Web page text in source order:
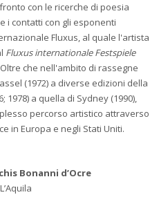
con le ricerche di poesia
i contatti con gli esponenti
Fluxus, al quale l'artista
Fluxus internationale Festspiele
che nell'ambito di rassegne
(1972) a diverse edizioni della
1978) a quella di Sydney (1990),
percorso artistico attraverso
in Europa e negli Stati Uniti.
Bonanni d’Ocre